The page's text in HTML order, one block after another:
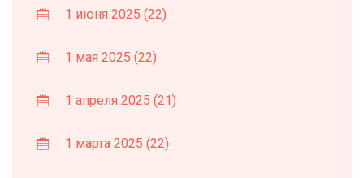
1 июня 2025 (22)
1 мая 2025 (22)
1 апреля 2025 (21)
1 марта 2025 (22)